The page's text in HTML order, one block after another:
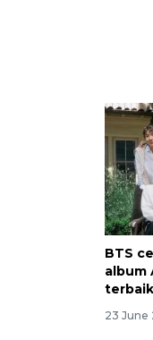
BTS
album
23 June